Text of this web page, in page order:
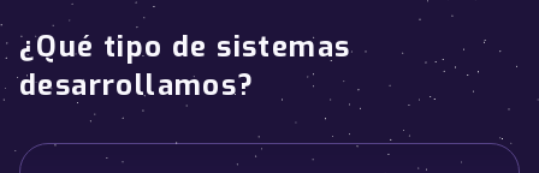
¿Qué tipo de sistemas
desarrollamos?